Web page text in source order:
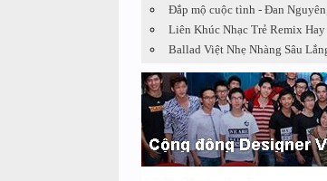
Đắp mộ cuộc tình - Đan Nguyên,
Liên Khúc Nhạc Trẻ Remix
Ballad Việt Nhẹ Nhàng Sâu